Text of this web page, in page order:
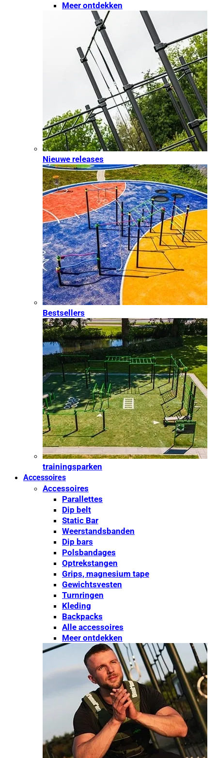
Meer ontdekken
Nieuwe releases
Bestsellers
trainingsparken
Accessoires
Accessoires
Parallettes
Dip belt
Static Bar
Weerstandsbanden
Dip bars
Polsbandages
Optrekstangen
Grips, magnesium tape
Gewichtsvesten
Turnringen
Kleding
Backpacks
Alle accessoires
Meer ontdekken